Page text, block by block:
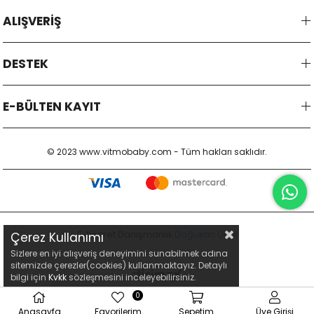
ALIŞVERİŞ
DESTEK
E-BÜLTEN KAYIT
© 2023 www.vitmobaby.com - Tüm hakları saklıdır.
E-ticaret Danışmanlık Doğukan Ünal
Çerez Kullanımı
Sizlere en iyi alışveriş deneyimini sunabilmek adına
sitemizde çerezler(cookies) kullanmaktayız. Detaylı
bilgi için Kvkk sözleşmesini inceleyebilirsiniz.
Anasayfa Favorilerim
0
Sepetim Üye Girişi